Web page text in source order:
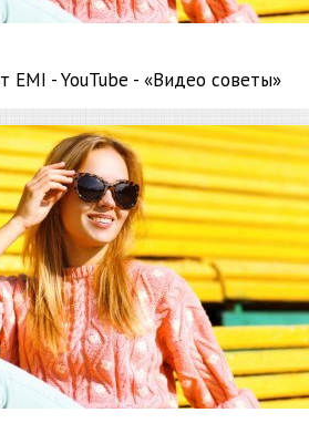
EMI - YouTube - «Видео советы»